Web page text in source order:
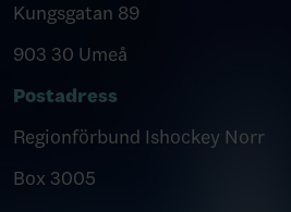
Kungsgatan 89
903 30 Umeå
Postadress
Regionförbund Ishockey Norr
Box 3005